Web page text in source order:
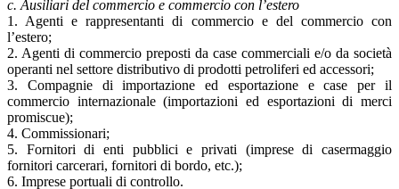
c. Ausiliari del commercio e commercio con l’estero
1. Agenti e rappresentanti di commercio e del commercio con
l’estero;
2. Agenti di commercio preposti da case commerciali e/o da società
operanti nel settore distributivo di prodotti petroliferi ed accessori;
3. Compagnie di importazione ed esportazione e case per il
commercio internazionale (importazioni ed esportazioni di merci
promiscue);
4. Commissionari;
5. Fornitori di enti pubblici e privati (imprese di casermaggio
fornitori carcerari, fornitori di bordo, etc.);
6. Imprese portuali di controllo.